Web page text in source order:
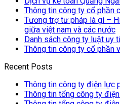
Thông tin công ty cổ phần
Tương trợ tư pháp là gì –
giữa việt nam và các nước
Danh sách công ty luật uy
Thông tin công ty cổ phần
Recent Posts
Thông tin công ty điện lực
Thông tin tổng công ty